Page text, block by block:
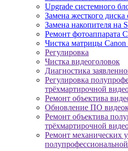
Upgrade системного
Замена жесткого диска
Замена накопителя на
Ремонт фотоаппарата
Чистка матрицы Canon
Регулировка
Чистка видеоголовок
Диагностика
Регулировка
трёхмартирочной
Ремонт объектива
Обновление ПО
Ремонт объектива
трёхмартирочной
Ремонт механических